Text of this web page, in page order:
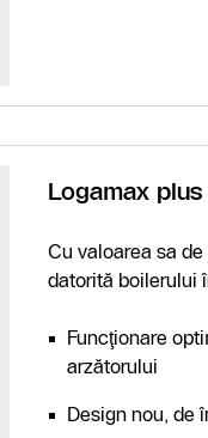
Logamax
Cu valoarea sa
datorită boilerului
Funcţionare
arzătorului
Design nou, de